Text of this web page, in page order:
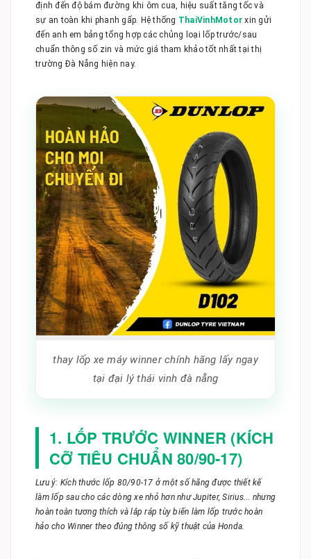
định đến độ bám đường khi ôm cua, hiệu suất tăng tốc và
sự an toàn khi phanh gấp. Hệ thống ThaiVinhMotor xin gửi
đến anh em bảng tổng hợp các chủng loại lốp trước/sau
chuẩn thông số zin và mức giá tham khảo tốt nhất tại thị
trường Đà Nẵng hiện nay.
thay lốp xe máy winner chính hãng lấy ngay
tại đại lý thái vinh đà nẵng
1. LỐP TRƯỚC WINNER (KÍCH
CỠ TIÊU CHUẨN 80/90-17)
Lưu ý: Kích thước lốp 80/90-17 ở một số hãng được thiết kế
làm lốp sau cho các dòng xe nhỏ hơn như Jupiter, Sirius... nhưng
hoàn toàn tương thích và lắp ráp tùy biến làm lốp trước hoàn
hảo cho Winner theo đúng thông số kỹ thuật của Honda.